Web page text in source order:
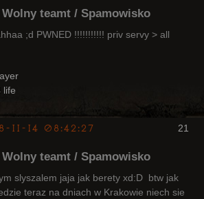
teamt / Spamowisko
;d PWNED !!!!!!!!!!! priv servy > all
life
21
11-14 08:42:27
teamt / Spamowisko
slyszalem jaja jak berety xd:D btw jak
teraz na dniach w Krakowie niech sie